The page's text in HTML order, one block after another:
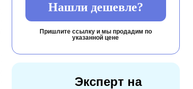
Нашли дешевле?
Пришлите ссылку и мы продадим по
указанной цене
Эксперт на